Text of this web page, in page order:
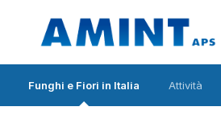
Funghi e Fiori in Italia Attività